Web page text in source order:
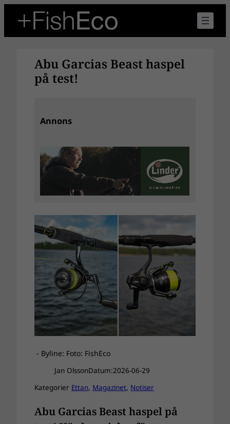
innehåll
Abu Garcias Beast haspel
på test!
Annons
- Byline: Foto: FishEco
Jan OlssonDatum:2026-06-29
Kategorier Ettan, Magazinet, Notiser
Abu Garcias Beast haspel på